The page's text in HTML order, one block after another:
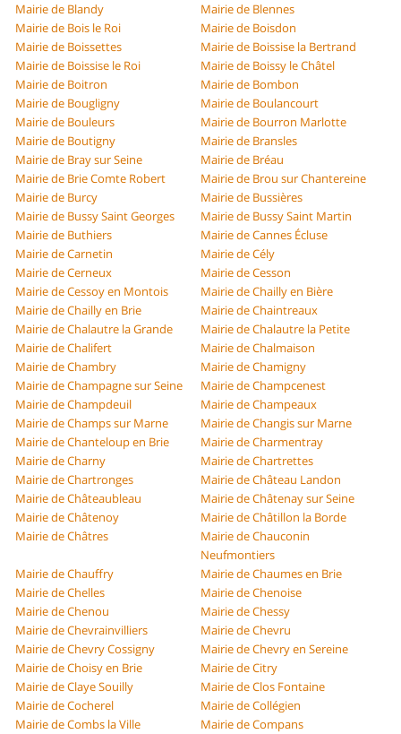
Mairie de Blandy
Mairie de Blennes
Mairie de Bois le Roi
Mairie de Boisdon
Mairie de Boissettes
Mairie de Boissise la Bertrand
Mairie de Boissise le Roi
Mairie de Boissy le Châtel
Mairie de Boitron
Mairie de Bombon
Mairie de Bougligny
Mairie de Boulancourt
Mairie de Bouleurs
Mairie de Bourron Marlotte
Mairie de Boutigny
Mairie de Bransles
Mairie de Bray sur Seine
Mairie de Bréau
Mairie de Brie Comte Robert
Mairie de Brou sur Chantereine
Mairie de Burcy
Mairie de Bussières
Mairie de Bussy Saint Georges
Mairie de Bussy Saint Martin
Mairie de Buthiers
Mairie de Cannes Écluse
Mairie de Carnetin
Mairie de Cély
Mairie de Cerneux
Mairie de Cesson
Mairie de Cessoy en Montois
Mairie de Chailly en Bière
Mairie de Chailly en Brie
Mairie de Chaintreaux
Mairie de Chalautre la Grande
Mairie de Chalautre la Petite
Mairie de Chalifert
Mairie de Chalmaison
Mairie de Chambry
Mairie de Chamigny
Mairie de Champagne sur Seine
Mairie de Champcenest
Mairie de Champdeuil
Mairie de Champeaux
Mairie de Champs sur Marne
Mairie de Changis sur Marne
Mairie de Chanteloup en Brie
Mairie de Charmentray
Mairie de Charny
Mairie de Chartrettes
Mairie de Chartronges
Mairie de Château Landon
Mairie de Châteaubleau
Mairie de Châtenay sur Seine
Mairie de Châtenoy
Mairie de Châtillon la Borde
Mairie de Châtres
Mairie de Chauconin
Neufmontiers
Mairie de Chauffry
Mairie de Chaumes en Brie
Mairie de Chelles
Mairie de Chenoise
Mairie de Chenou
Mairie de Chessy
Mairie de Chevrainvilliers
Mairie de Chevru
Mairie de Chevry Cossigny
Mairie de Chevry en Sereine
Mairie de Choisy en Brie
Mairie de Citry
Mairie de Claye Souilly
Mairie de Clos Fontaine
Mairie de Cocherel
Mairie de Collégien
Mairie de Combs la Ville
Mairie de Compans